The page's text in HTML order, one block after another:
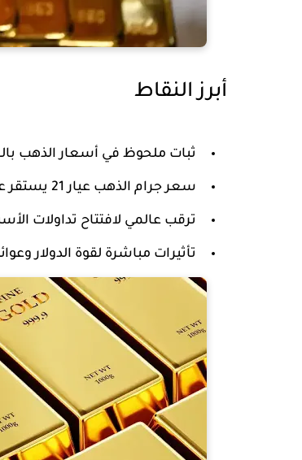
أبرز النقاط
ثبات ملحوظ في أسعار الذهب
سعر جرام الذهب عيار 21 يستقر عند مستوى 6860 جنيهاً للجرام.
ترقب عالمي لافتتاح تداولات
تأثيرات مباشرة لقوة الدولار